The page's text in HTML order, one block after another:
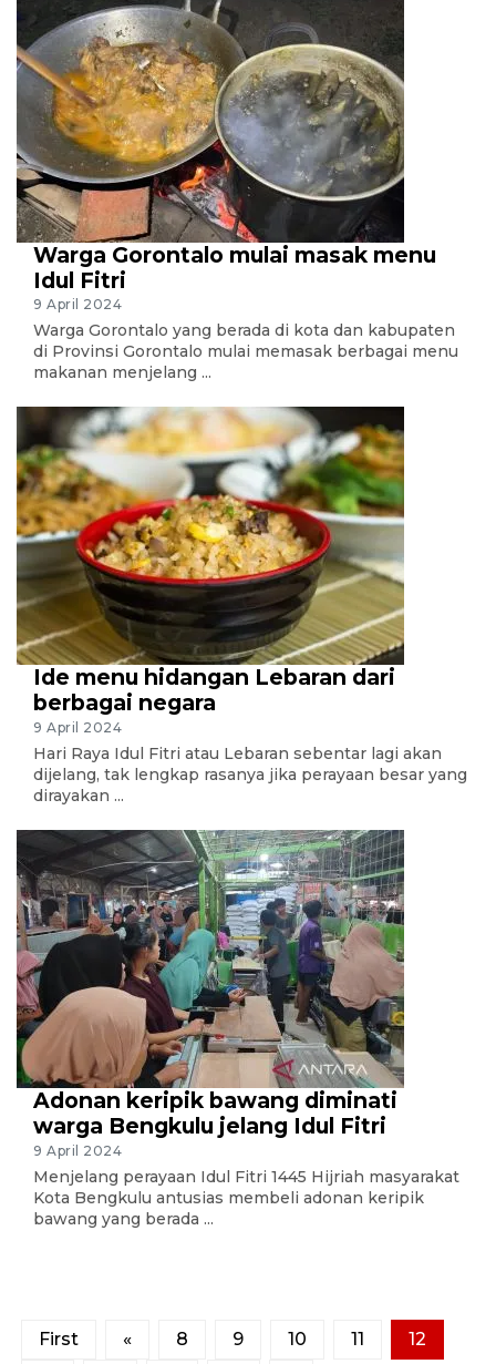
Warga Gorontalo mulai masak menu
Idul Fitri
9 April 2024
Warga Gorontalo yang berada di kota dan kabupaten
di Provinsi Gorontalo mulai memasak berbagai menu
makanan menjelang ...
Ide menu hidangan Lebaran dari
berbagai negara
9 April 2024
Hari Raya Idul Fitri atau Lebaran sebentar lagi akan
dijelang, tak lengkap rasanya jika perayaan besar yang
dirayakan ...
Adonan keripik bawang diminati
warga Bengkulu jelang Idul Fitri
9 April 2024
Menjelang perayaan Idul Fitri 1445 Hijriah masyarakat
Kota Bengkulu antusias membeli adonan keripik
bawang yang berada ...
First « 8 9 10 11 12